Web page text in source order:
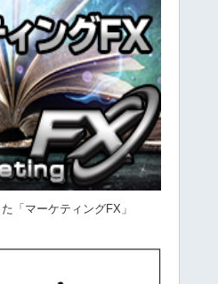
「マーケティングFX」